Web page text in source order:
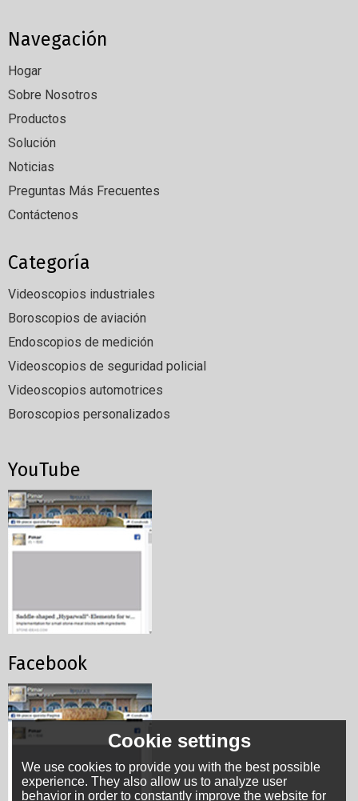
Navegación
Hogar
Sobre Nosotros
Productos
Solución
Noticias
Preguntas Más Frecuentes
Contáctenos
Categoría
Videoscopios industriales
Boroscopios de aviación
Endoscopios de medición
Videoscopios de seguridad policial
Videoscopios automotrices
Boroscopios personalizados
YouTube
Facebook
Cookie settings
We use cookies to provide you with the best possible
experience. They also allow us to analyze user
behavior in order to constantly improve the website for